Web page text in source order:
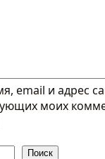
email и адрес
моих
Поиск